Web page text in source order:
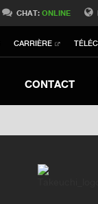
CHAT:ONLINE
CARRIÈRE
CONTACT
Switch to Belgique
Switch to Norway
Switch to Italy